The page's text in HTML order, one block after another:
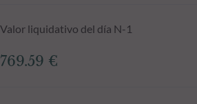
Valor liquidativo del día N-1
769.59 €